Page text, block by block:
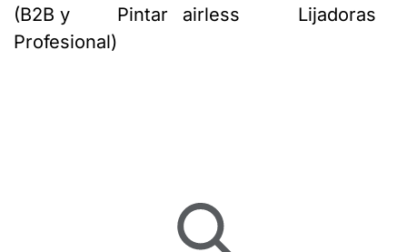
(B2B y
Profesional)
Pintar
airless
Lijadoras